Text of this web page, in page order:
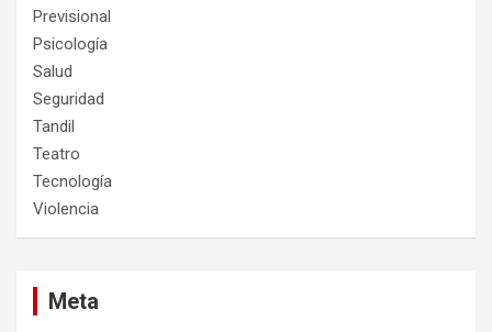
Previsional
Psicología
Salud
Seguridad
Tandil
Teatro
Tecnología
Violencia
Meta